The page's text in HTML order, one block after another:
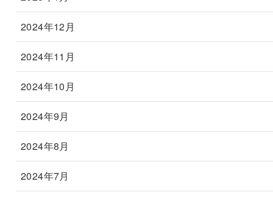
2024年12月
2024年11月
2024年10月
2024年9月
2024年8月
2024年7月